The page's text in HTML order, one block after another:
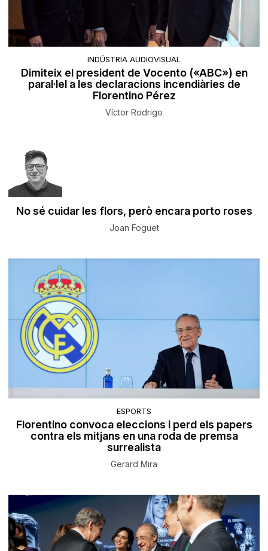
INDÚSTRIA AUDIOVISUAL
Dimiteix el president de Vocento («ABC») en
paral·lel a les declaracions incendiàries de
Florentino Pérez
Víctor Rodrigo
No sé cuidar les flors, però encara porto roses
Joan Foguet
ESPORTS
Florentino convoca eleccions i perd els papers
contra els mitjans en una roda de premsa
surrealista
Gerard Mira